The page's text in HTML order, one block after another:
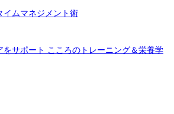
イムマネジメント術
をサポート こころのトレーニング＆栄養学